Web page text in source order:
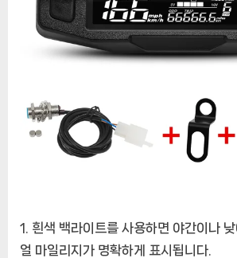
흰색 백라이트를 사용하면 야간이나 낮
얼 마일리지가 명확하게 표시됩니다.